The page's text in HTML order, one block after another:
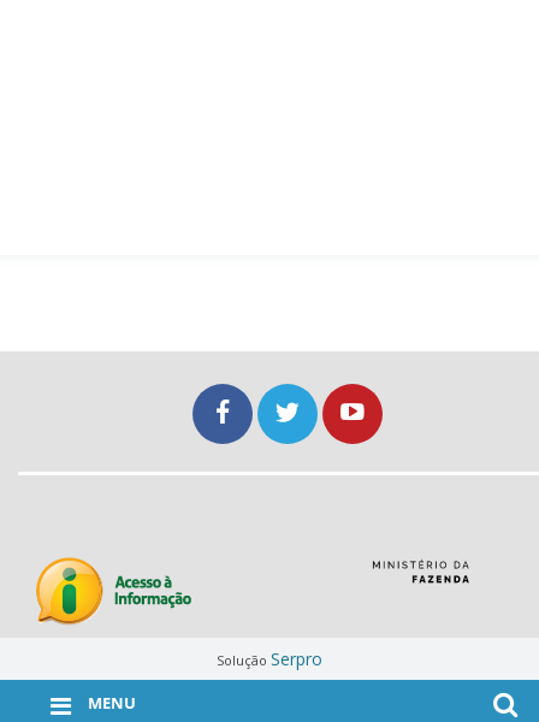
MENU
Solução Serpro